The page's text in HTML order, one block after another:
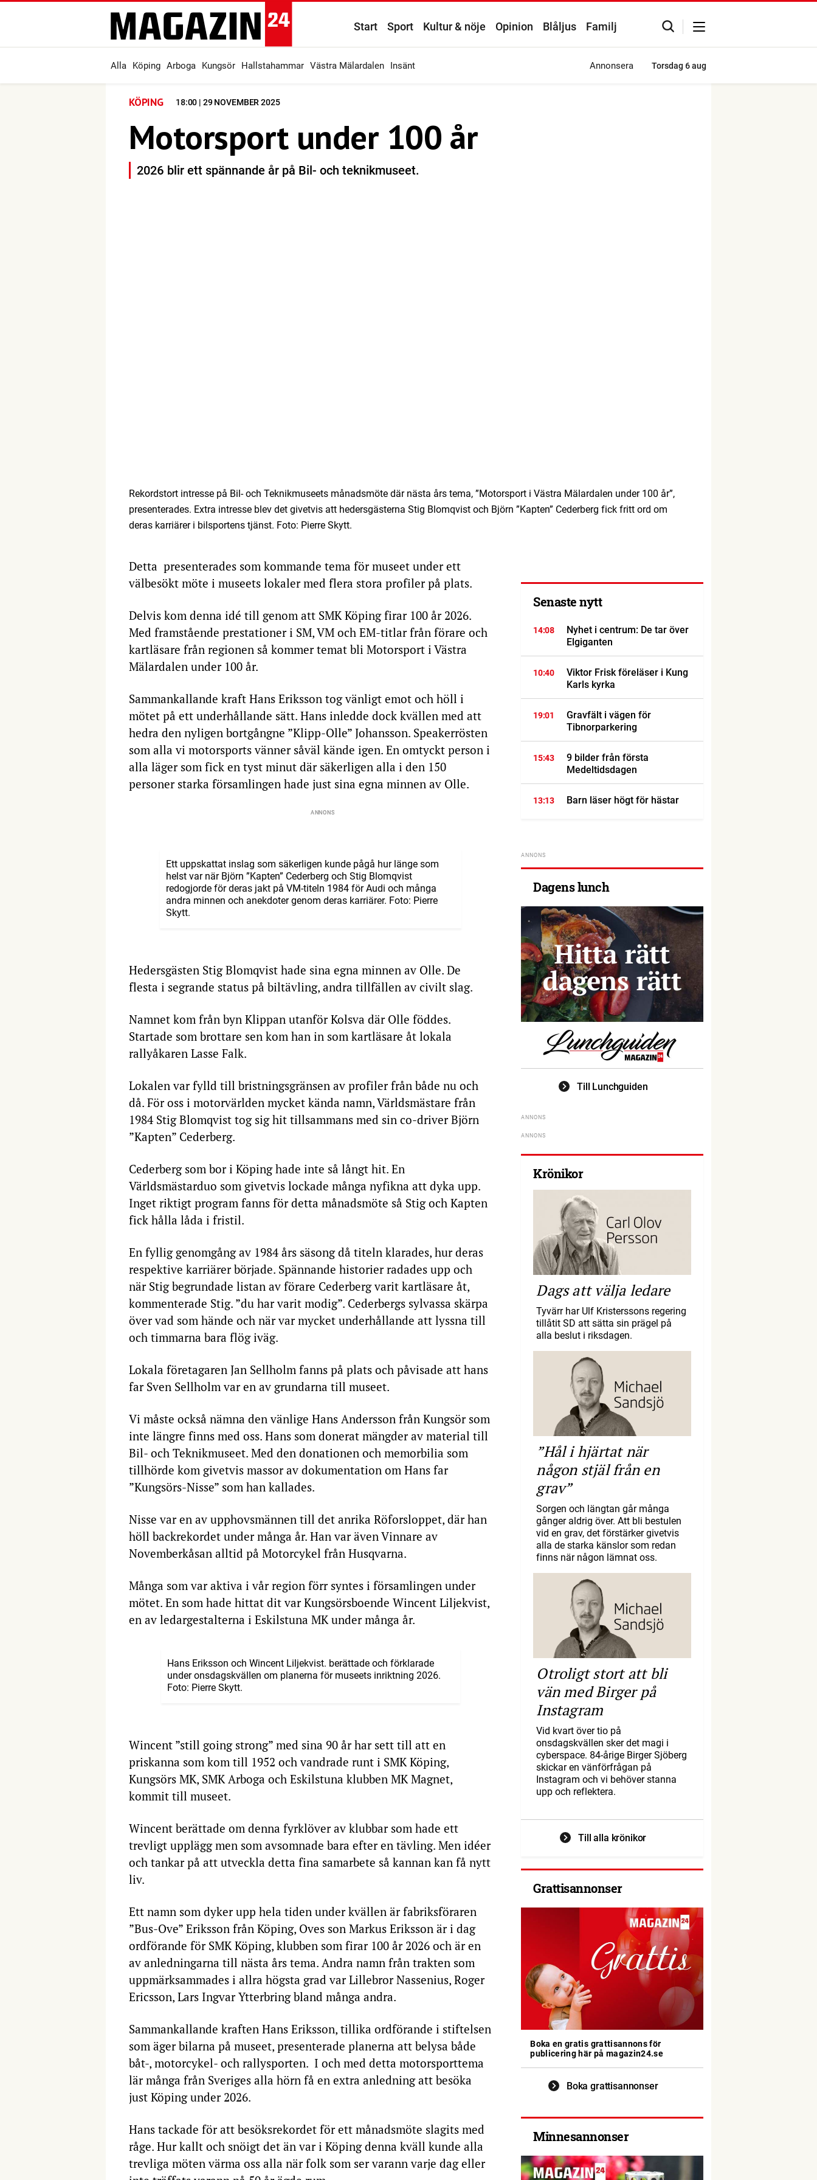
Start Sport Kultur & nöje Opinion Blåljus Familj
Alla Köping Arboga Kungsör Hallstahammar Västra Mälardalen Insänt Annonsera Torsdag 6 aug
KÖPING 18:00 | 29 NOVEMBER 2025
Motorsport under 100 år
2026 blir ett spännande år på Bil- och teknikmuseet.
Rekordstort intresse på Bil- och Teknikmuseets månadsmöte där nästa års tema, ”Motorsport i Västra Mälardalen under 100 år”,
presenterades. Extra intresse blev det givetvis att hedersgästerna Stig Blomqvist och Björn ”Kapten” Cederberg fick fritt ord om
deras karriärer i bilsportens tjänst. Foto: Pierre Skytt.
Detta presenterades som kommande tema för museet under ett
välbesökt möte i museets lokaler med flera stora profiler på plats.
Delvis kom denna idé till genom att SMK Köping firar 100 år 2026.
Med framstående prestationer i SM, VM och EM-titlar från förare och
kartläsare från regionen så kommer temat bli Motorsport i Västra
Mälardalen under 100 år.
Sammankallande kraft Hans Eriksson tog vänligt emot och höll i
mötet på ett underhållande sätt. Hans inledde dock kvällen med att
hedra den nyligen bortgångne ”Klipp-Olle” Johansson. Speakerrösten
som alla vi motorsports vänner såväl kände igen. En omtyckt person i
alla läger som fick en tyst minut där säkerligen alla i den 150
personer starka församlingen hade just sina egna minnen av Olle.
Ett uppskattat inslag som säkerligen kunde pågå hur länge som
helst var när Björn ”Kapten” Cederberg och Stig Blomqvist
redogjorde för deras jakt på VM-titeln 1984 för Audi och många
andra minnen och anekdoter genom deras karriärer. Foto: Pierre
Skytt.
Hedersgästen Stig Blomqvist hade sina egna minnen av Olle. De
flesta i segrande status på biltävling, andra tillfällen av civilt slag.
Namnet kom från byn Klippan utanför Kolsva där Olle föddes.
Startade som brottare sen kom han in som kartläsare åt lokala
rallyåkaren Lasse Falk.
Lokalen var fylld till bristningsgränsen av profiler från både nu och
då. För oss i motorvärlden mycket kända namn, Världsmästare från
1984 Stig Blomqvist tog sig hit tillsammans med sin co-driver Björn
”Kapten” Cederberg.
Cederberg som bor i Köping hade inte så långt hit. En
Världsmästarduo som givetvis lockade många nyfikna att dyka upp.
Inget riktigt program fanns för detta månadsmöte så Stig och Kapten
fick hålla låda i fristil.
En fyllig genomgång av 1984 års säsong då titeln klarades, hur deras
respektive karriärer började. Spännande historier radades upp och
när Stig begrundade listan av förare Cederberg varit kartläsare åt,
kommenterade Stig. ”du har varit modig”. Cederbergs sylvassa skärpa
över vad som hände och när var mycket underhållande att lyssna till
och timmarna bara flög iväg.
Lokala företagaren Jan Sellholm fanns på plats och påvisade att hans
far Sven Sellholm var en av grundarna till museet.
Vi måste också nämna den vänlige Hans Andersson från Kungsör som
inte längre finns med oss. Hans som donerat mängder av material till
Bil- och Teknikmuseet. Med den donationen och memorbilia som
tillhörde kom givetvis massor av dokumentation om Hans far
”Kungsörs-Nisse” som han kallades.
Nisse var en av upphovsmännen till det anrika Röforsloppet, där han
höll backrekordet under många år. Han var även Vinnare av
Novemberkåsan alltid på Motorcykel från Husqvarna.
Många som var aktiva i vår region förr syntes i församlingen under
mötet. En som hade hittat dit var Kungsörsboende Wincent Liljekvist,
en av ledargestalterna i Eskilstuna MK under många år.
Hans Eriksson och Wincent Liljekvist. berättade och förklarade
under onsdagskvällen om planerna för museets inriktning 2026.
Foto: Pierre Skytt.
Wincent ”still going strong” med sina 90 år har sett till att en
priskanna som kom till 1952 och vandrade runt i SMK Köping,
Kungsörs MK, SMK Arboga och Eskilstuna klubben MK Magnet,
kommit till museet.
Wincent berättade om denna fyrklöver av klubbar som hade ett
trevligt upplägg men som avsomnade bara efter en tävling. Men idéer
och tankar på att utveckla detta fina samarbete så kannan kan få nytt
liv.
Ett namn som dyker upp hela tiden under kvällen är fabriksföraren
”Bus-Ove” Eriksson från Köping, Oves son Markus Eriksson är i dag
ordförande för SMK Köping, klubben som firar 100 år 2026 och är en
av anledningarna till nästa års tema. Andra namn från trakten som
uppmärksammades i allra högsta grad var Lillebror Nassenius, Roger
Ericsson, Lars Ingvar Ytterbring bland många andra.
Sammankallande kraften Hans Eriksson, tillika ordförande i stiftelsen
som äger bilarna på museet, presenterade planerna att belysa både
båt-, motorcykel- och rallysporten. I och med detta motorsporttema
lär många från Sveriges alla hörn få en extra anledning att besöka
just Köping under 2026.
Hans tackade för att besöksrekordet för ett månadsmöte slagits med
råge. Hur kallt och snöigt det än var i Köping denna kväll kunde alla
trevliga möten värma oss alla när folk som ser varann varje dag eller
Senaste nytt
14:08
Nyhet i centrum: De tar över
Elgiganten
10:40
Viktor Frisk föreläser i Kung
Karls kyrka
19:01
Gravfält i vägen för
Tibnorparkering
15:43
9 bilder från första
Medeltidsdagen
13:13 Barn läser högt för hästar
Dagens lunch
Till Lunchguiden
Krönikor
Dags att välja ledare
Tyvärr har Ulf Kristerssons regering
tillåtit SD att sätta sin prägel på
alla beslut i riksdagen.
”Hål i hjärtat när
någon stjäl från en
grav”
Sorgen och längtan går många
gånger aldrig över. Att bli bestulen
vid en grav, det förstärker givetvis
alla de starka känslor som redan
finns när någon lämnat oss.
Otroligt stort att bli
vän med Birger på
Instagram
Vid kvart över tio på
onsdagskvällen sker det magi i
cyberspace. 84-årige Birger Sjöberg
skickar en vänförfrågan på
Instagram och vi behöver stanna
upp och reflektera.
Till alla krönikor
Grattisannonser
Boka en gratis grattisannons för
publicering här på magazin24.se
Boka grattisannonser
Minnesannonser